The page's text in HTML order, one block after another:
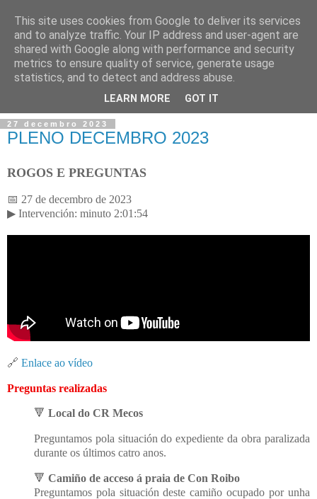
27 decembro 2023
PLENO DECEMBRO 2023
ROGOS E PREGUNTAS
📅 27 de decembro de 2023
▶ Intervención: minuto 2:01:54
🔗 Enlace ao vídeo
Preguntas realizadas
🔻 Local do CR Mecos
Preguntamos pola situación do expediente da obra paralizada
durante os últimos catro anos.
🔻 Camiño de acceso á praia de Con Roibo
Preguntamos pola situación deste camiño ocupado por unha
This site uses cookies from Google to deliver its services
and to analyze traffic. Your IP address and user-agent are
shared with Google along with performance and security
metrics to ensure quality of service, generate usage
statistics, and to detect and address abuse.
LEARN MORE GOT IT